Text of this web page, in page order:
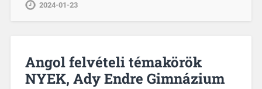
2024-01-23
Angol felvételi témakörök
NYEK, Ady Endre Gimnázium